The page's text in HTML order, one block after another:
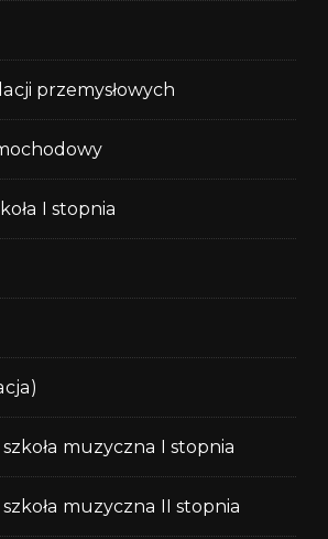
przemysłowych
I stopnia
muzyczna I stopnia
muzyczna II stopnia